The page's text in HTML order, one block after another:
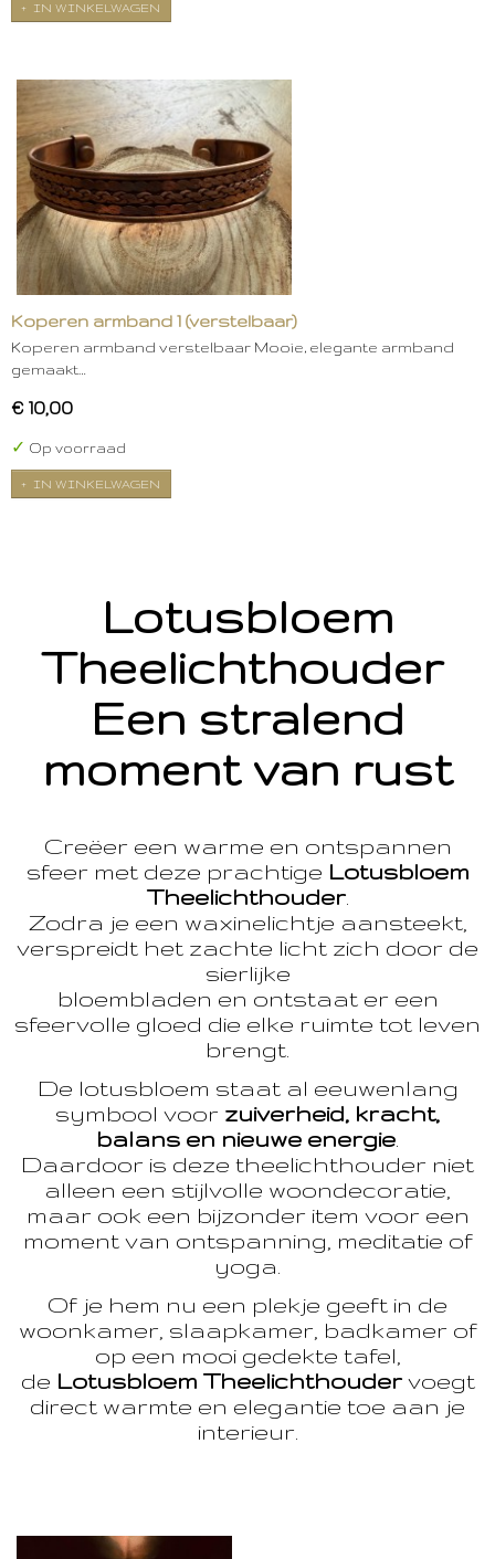
IN WINKELWAGEN
Koperen armband 1 (verstelbaar)
Koperen armband verstelbaar Mooie, elegante armband
gemaakt…
€ 10,00
✓ Op voorraad
IN WINKELWAGEN
Lotusbloem
Theelichthouder
Een stralend
moment van rust
Creëer een warme en ontspannen
sfeer met deze prachtige Lotusbloem
Theelichthouder.
Zodra je een waxinelichtje aansteekt,
verspreidt het zachte licht zich door de
sierlijke
bloembladen en ontstaat er een
sfeervolle gloed die elke ruimte tot leven
brengt.
De lotusbloem staat al eeuwenlang
symbool voor zuiverheid, kracht,
balans en nieuwe energie
Daardoor is deze theelichthouder niet
alleen een stijlvolle woondecoratie,
maar ook een bijzonder item voor een
moment van ontspanning, meditatie of
yoga.
Of je hem nu een plekje geeft in de
woonkamer, slaapkamer, badkamer of
op een mooi gedekte tafel,
de Lotusbloem Theelichthoudervoegt
direct warmte en elegantie toe aan je
interieur.